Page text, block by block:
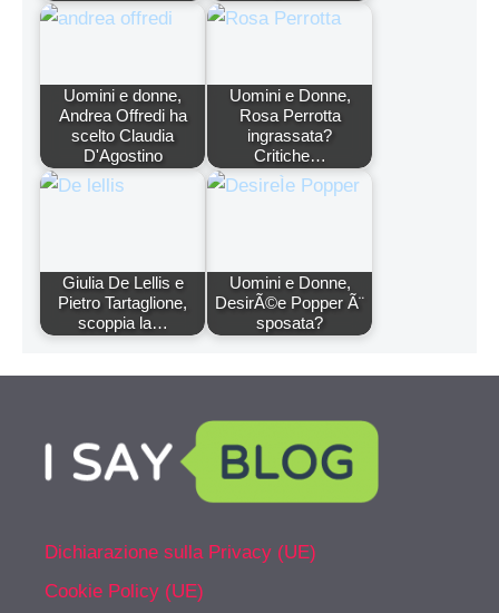
Uomini e donne,
Andrea Offredi ha
scelto Claudia
D'Agostino
Uomini e Donne,
Rosa Perrotta
ingrassata?
Critiche…
Giulia De Lellis e
Pietro Tartaglione,
scoppia la…
Uomini e Donne,
DesirÃ©e Popper Ã¨
sposata?
Dichiarazione sulla Privacy (UE)
Cookie Policy (UE)